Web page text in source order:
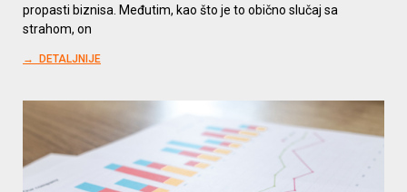
propasti biznisa. Međutim, kao što je to obično slučaj sa
strahom, on
→ DETALJNIJE